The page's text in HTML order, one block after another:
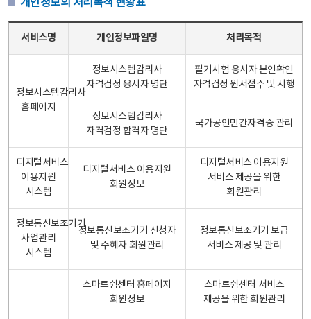
개인정보의 처리목적 현황표
서비스명 개인정보파일명 처리목적
정보시스템감리사
홈페이지
정보시스템감리사
자격검정 응시자 명단
필기시험 응시자 본인확인
자격검정 원서접수 및 시행
정보시스템감리사
자격검정 합격자 명단
국가공인민간자격증 관리
디지털서비스
이용지원
시스템
디지털서비스 이용지원
회원정보
디지털서비스 이용지원
서비스 제공을 위한
회원관리
정보통신보조기기
사업관리
시스템
정보통신보조기기 신청자
및 수혜자 회원관리
정보통신보조기기 보급
서비스 제공 및 관리
스마트쉼센터 홈페이지
회원정보
스마트쉼센터 서비스
제공을 위한 회원관리